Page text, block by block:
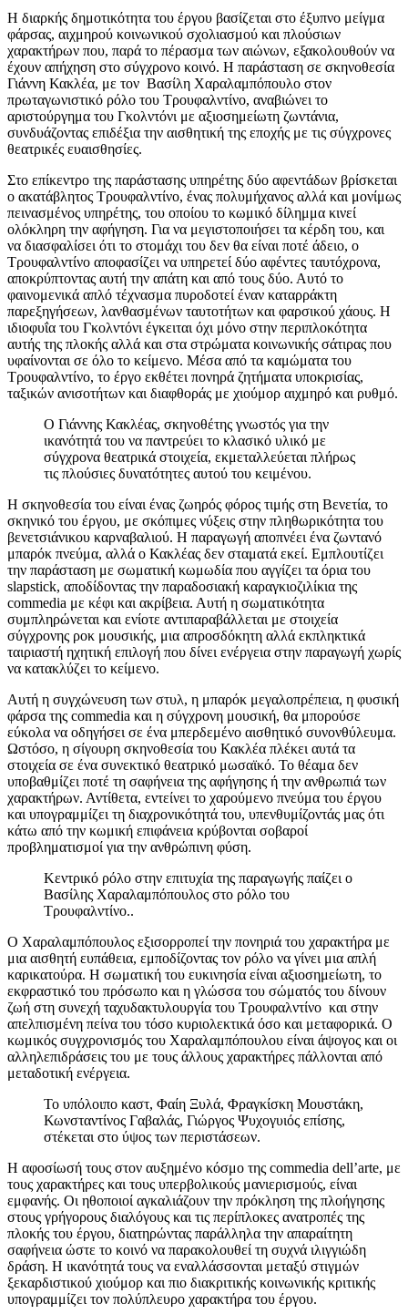
Η διαρκής δημοτικότητα του έργου βασίζεται στο έξυπνο μείγμα
φάρσας, αιχμηρού κοινωνικού σχολιασμού και πλούσιων
χαρακτήρων που, παρά το πέρασμα των αιώνων, εξακολουθούν να
έχουν απήχηση στο σύγχρονο κοινό. Η παράσταση σε σκηνοθεσία
Γιάννη Κακλέα, με τον Βασίλη Χαραλαμπόπουλο στον
πρωταγωνιστικό ρόλο του Τρουφαλντίνο, αναβιώνει το
αριστούργημα του Γκολντόνι με αξιοσημείωτη ζωντάνια,
συνδυάζοντας επιδέξια την αισθητική της εποχής με τις σύγχρονες
θεατρικές ευαισθησίες.
Στο επίκεντρο της παράστασης υπηρέτης δύο αφεντάδων βρίσκεται
ο ακατάβλητος Τρουφαλντίνο, ένας πολυμήχανος αλλά και μονίμως
πεινασμένος υπηρέτης, του οποίου το κωμικό δίλημμα κινεί
ολόκληρη την αφήγηση. Για να μεγιστοποιήσει τα κέρδη του, και
να διασφαλίσει ότι το στομάχι του δεν θα είναι ποτέ άδειο, ο
Τρουφαλντίνο αποφασίζει να υπηρετεί δύο αφέντες ταυτόχρονα,
αποκρύπτοντας αυτή την απάτη και από τους δύο. Αυτό το
φαινομενικά απλό τέχνασμα πυροδοτεί έναν καταρράκτη
παρεξηγήσεων, λανθασμένων ταυτοτήτων και φαρσικού χάους. Η
ιδιοφυΐα του Γκολντόνι έγκειται όχι μόνο στην περιπλοκότητα
αυτής της πλοκής αλλά και στα στρώματα κοινωνικής σάτιρας που
υφαίνονται σε όλο το κείμενο. Μέσα από τα καμώματα του
Τρουφαλντίνο, το έργο εκθέτει πονηρά ζητήματα υποκρισίας,
ταξικών ανισοτήτων και διαφθοράς με χιούμορ αιχμηρό και ρυθμό.
Ο Γιάννης Κακλέας, σκηνοθέτης γνωστός για την
ικανότητά του να παντρεύει το κλασικό υλικό με
σύγχρονα θεατρικά στοιχεία, εκμεταλλεύεται πλήρως
τις πλούσιες δυνατότητες αυτού του κειμένου.
Η σκηνοθεσία του είναι ένας ζωηρός φόρος τιμής στη Βενετία, το
σκηνικό του έργου, με σκόπιμες νύξεις στην πληθωρικότητα του
βενετσιάνικου καρναβαλιού. Η παραγωγή αποπνέει ένα ζωντανό
μπαρόκ πνεύμα, αλλά ο Κακλέας δεν σταματά εκεί. Εμπλουτίζει
την παράσταση με σωματική κωμωδία που αγγίζει τα όρια του
slapstick, αποδίδοντας την παραδοσιακή καραγκιοζιλίκια της
commedia με κέφι και ακρίβεια. Αυτή η σωματικότητα
συμπληρώνεται και ενίοτε αντιπαραβάλλεται με στοιχεία
σύγχρονης ροκ μουσικής, μια απροσδόκητη αλλά εκπληκτικά
ταιριαστή ηχητική επιλογή που δίνει ενέργεια στην παραγωγή χωρίς
να κατακλύζει το κείμενο.
Αυτή η συγχώνευση των στυλ, η μπαρόκ μεγαλοπρέπεια, η φυσική
φάρσα της commedia και η σύγχρονη μουσική, θα μπορούσε
εύκολα να οδηγήσει σε ένα μπερδεμένο αισθητικό συνονθύλευμα.
Ωστόσο, η σίγουρη σκηνοθεσία του Κακλέα πλέκει αυτά τα
στοιχεία σε ένα συνεκτικό θεατρικό μωσαϊκό. Το θέαμα δεν
υποβαθμίζει ποτέ τη σαφήνεια της αφήγησης ή την ανθρωπιά των
χαρακτήρων. Αντίθετα, εντείνει το χαρούμενο πνεύμα του έργου
και υπογραμμίζει τη διαχρονικότητά του, υπενθυμίζοντάς μας ότι
κάτω από την κωμική επιφάνεια κρύβονται σοβαροί
προβληματισμοί για την ανθρώπινη φύση.
Κεντρικό ρόλο στην επιτυχία της παραγωγής παίζει ο
Βασίλης Χαραλαμπόπουλος στο ρόλο του
Τρουφαλντίνο..
Ο Χαραλαμπόπουλος εξισορροπεί την πονηριά του χαρακτήρα με
μια αισθητή ευπάθεια, εμποδίζοντας τον ρόλο να γίνει μια απλή
καρικατούρα. Η σωματική του ευκινησία είναι αξιοσημείωτη, το
εκφραστικό του πρόσωπο και η γλώσσα του σώματός του δίνουν
ζωή στη συνεχή ταχυδακτυλουργία του Τρουφαλντίνο και στην
απελπισμένη πείνα του τόσο κυριολεκτικά όσο και μεταφορικά. Ο
κωμικός συγχρονισμός του Χαραλαμπόπουλου είναι άψογος και οι
αλληλεπιδράσεις του με τους άλλους χαρακτήρες πάλλονται από
μεταδοτική ενέργεια.
Το υπόλοιπο καστ, Φαίη Ξυλά, Φραγκίσκη Μουστάκη,
Κωνσταντίνος Γαβαλάς, Γιώργος Ψυχογυιός επίσης,
στέκεται στο ύψος των περιστάσεων.
Η αφοσίωσή τους στον αυξημένο κόσμο της commedia dell’arte, με
τους χαρακτήρες και τους υπερβολικούς μανιερισμούς, είναι
εμφανής. Οι ηθοποιοί αγκαλιάζουν την πρόκληση της πλοήγησης
στους γρήγορους διαλόγους και τις περίπλοκες ανατροπές της
πλοκής του έργου, διατηρώντας παράλληλα την απαραίτητη
σαφήνεια ώστε το κοινό να παρακολουθεί τη συχνά ιλιγγιώδη
δράση. Η ικανότητά τους να εναλλάσσονται μεταξύ στιγμών
ξεκαρδιστικού χιούμορ και πιο διακριτικής κοινωνικής κριτικής
υπογραμμίζει τον πολύπλευρο χαρακτήρα του έργου.